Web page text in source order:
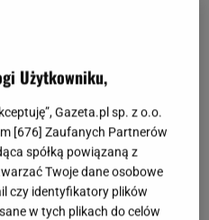
Użytkowniku,
Gazeta.pl sp. z o.o.
[676] Zaufanych Partnerów
spółką powiązaną z
Twoje dane osobowe
czy identyfikatory plików
w tych plikach do celów